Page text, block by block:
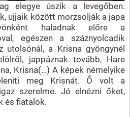
elegye úszik a levegőben.
ujjaik között morzsolják a japa
haladnak előre a
egészen a száznyolcadik
utolsónál, a Krisna gyöngynél
jappáznak tovább, Hare
Krisna(…) A képek némelyike
meg Krisnát. Ő volt a
szerelme. Jó elnézni őket,
és fiatalok.